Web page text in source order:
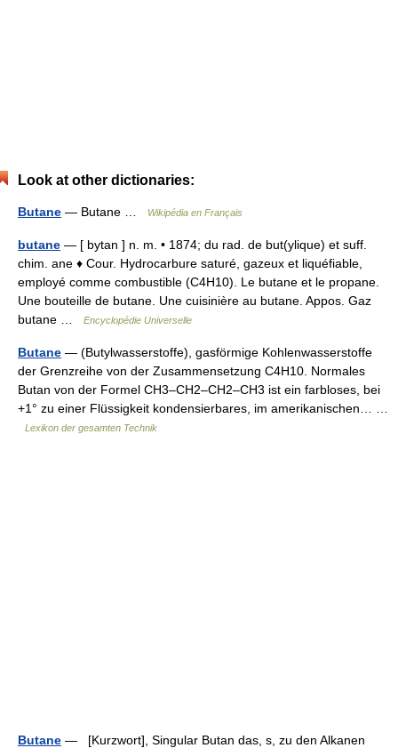
Look at other dictionaries:
Butane — Butane … Wikipédia en Français
butane — [ bytan ] n. m. • 1874; du rad. de but(ylique) et suff.
chim. ane ♦ Cour. Hydrocarbure saturé, gazeux et liquéfiable,
employé comme combustible (C4H10). Le butane et le propane.
Une bouteille de butane. Une cuisinière au butane. Appos. Gaz
butane …
Encyclopédie Universelle
Butane — (Butylwasserstoffe), gasförmige Kohlenwasserstoffe
der Grenzreihe von der Zusammensetzung C4H10. Normales
Butan von der Formel CH3–CH2–CH2–CH3 ist ein farbloses, bei
+1° zu einer Flüssigkeit kondensierbares, im amerikanischen… …
Lexikon der gesamten Technik
Butane — [Kurzwort], Singular Butan das, s, zu den Alkanen